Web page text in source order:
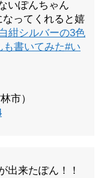
いぽんちゃん
ってくれると嬉
紺シルバーの3色
も書いてみた#い
市）
出来たぽん！！